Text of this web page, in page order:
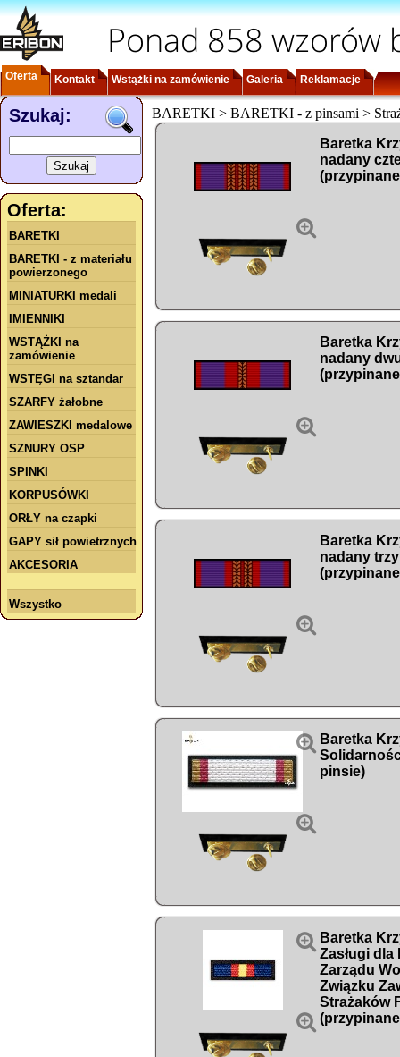
Ponad 858 wzorów
Oferta Kontakt Wstążki na zamówienie Galeria Reklamacje
Szukaj:
Oferta:
BARETKI
BARETKI - z materiału
powierzonego
MINIATURKI medali
IMIENNIKI
WSTĄŻKI na
zamówienie
WSTĘGI na sztandar
SZARFY żałobne
ZAWIESZKI medalowe
SZNURY OSP
SPINKI
KORPUSÓWKI
ORŁY na czapki
GAPY sił powietrznych
AKCESORIA
Wszystko
BARETKI > BARETKI - z pinsami >

Baretka
nadany

Baretka
nadany

Baretka
nadany


Baretka
pinsie)


Baretka
Zasługi
Zarządu
Związku
Strażaków